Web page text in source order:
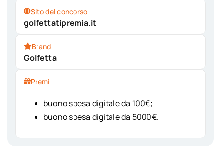
Sito del concorso
golfettatipremia.it
Brand
Golfetta
Premi
buono spesa digitale da 100€;
buono spesa digitale da 5000€.